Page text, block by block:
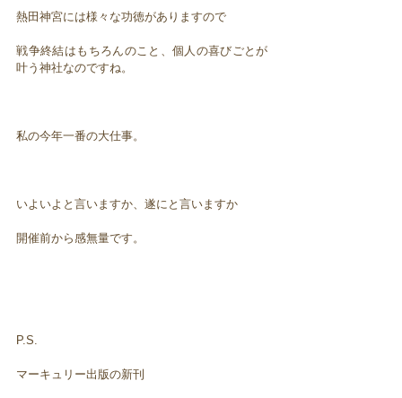
熱田神宮には様々な功徳がありますので
戦争終結はもちろんのこと、個人の喜びごとが
叶う神社なのですね。
私の今年一番の大仕事。
いよいよと言いますか、遂にと言いますか
開催前から感無量です。
P.S.
マーキュリー出版の新刊